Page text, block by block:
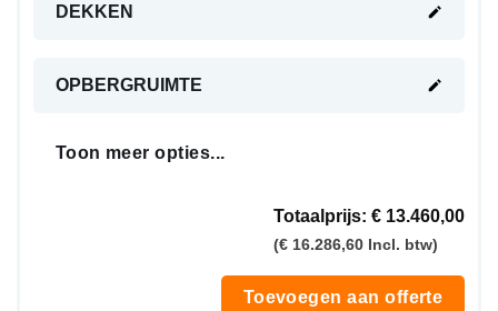
DEKKEN
OPBERGRUIMTE
Toon meer opties...
Totaalprijs: € 13.460,00
(€ 16.286,60 Incl. btw)
Toevoegen aan offerte